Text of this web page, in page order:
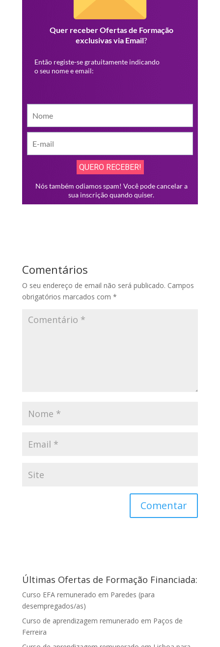
Comentários
O seu endereço de email não será publicado. Campos
obrigatórios marcados com *
Últimas Ofertas de Formação Financiada:
Curso EFA remunerado em Paredes (para
desempregados/as)
Curso de aprendizagem remunerado em Paços de
Ferreira